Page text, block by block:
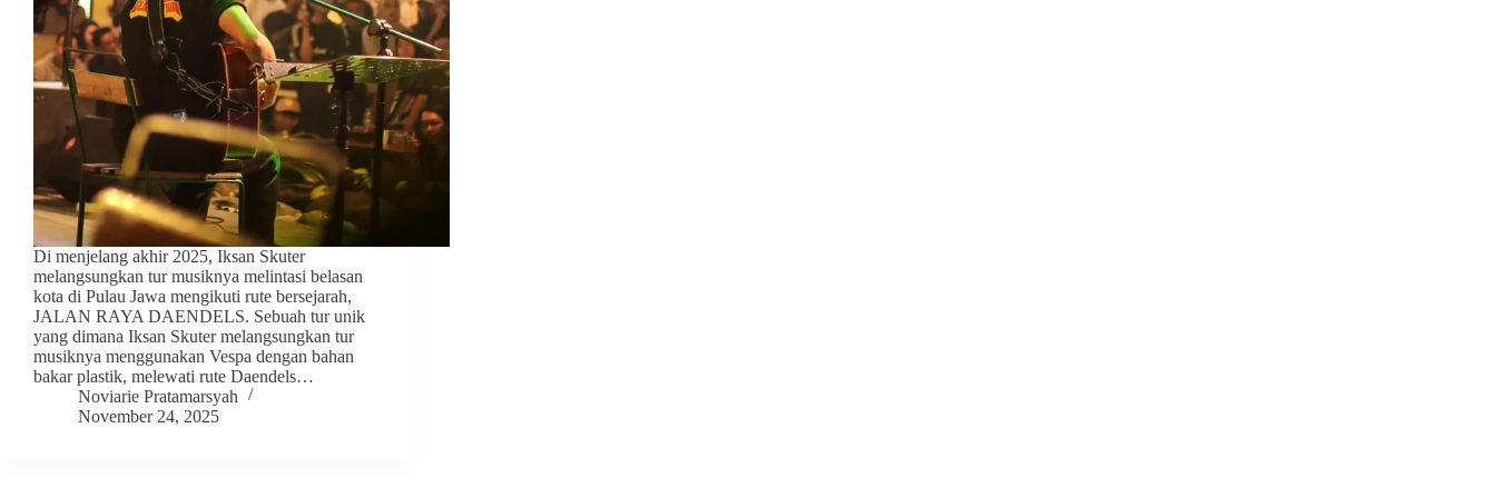
Di menjelang akhir 2025, Iksan Skuter
melangsungkan tur musiknya melintasi belasan
kota di Pulau Jawa mengikuti rute bersejarah,
JALAN RAYA DAENDELS. Sebuah tur unik
yang dimana Iksan Skuter melangsungkan tur
musiknya menggunakan Vespa dengan bahan
bakar plastik, melewati rute Daendels…
Noviarie Pratamarsyah
November 24, 2025